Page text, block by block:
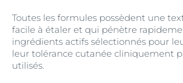
Toutes les formules possèdent une
facile à étaler et qui pénètre
ingrédients actifs sélectionnés pour
leur tolérance cutanée cliniquement
utilisés.